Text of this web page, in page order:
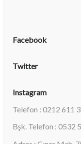
Facebook
Twitter
Instagram
Telefon : 0212 611
Bşk. Telefon : 0532